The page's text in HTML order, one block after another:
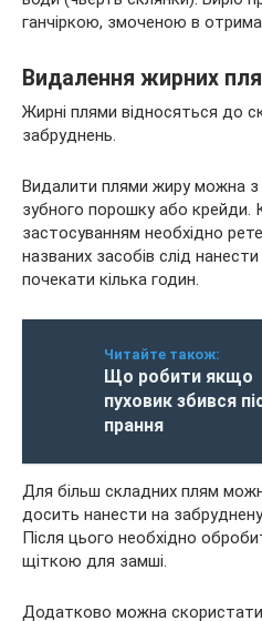
ганчіркою, змоченою в
Видалення жирних
Жирні плями відносяться до
забруднень.
Видалити плями жиру можна
зубного порошку або крейди.
застосуванням необхідно
названих засобів слід
почекати кілька годин.
Читайте також:
Що робити якщо
пуховик збився
прання
Для більш складних плям
досить нанести на
Після цього необхідно
щіткою для замші.
Додатково можна